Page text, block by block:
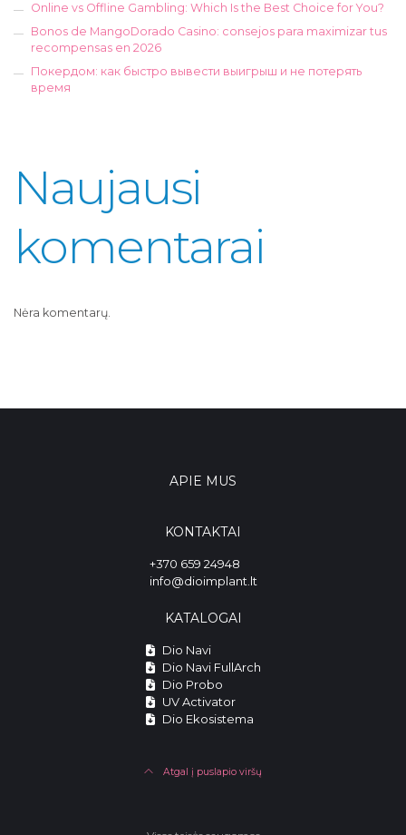
Online vs Offline Gambling: Which Is the Best Choice for You?
Bonos de MangoDorado Casino: consejos para maximizar tus
recompensas en 2026
Покердом: как быстро вывести выигрыш и не потерять
время
Naujausi
komentarai
Nėra komentarų.
APIE MUS
KONTAKTAI
+370 659 24948
info@dioimplant.lt
KATALOGAI
Dio Navi
Dio Navi FullArch
Dio Probo
UV Activator
Dio Ekosistema
Atgal į puslapio viršų